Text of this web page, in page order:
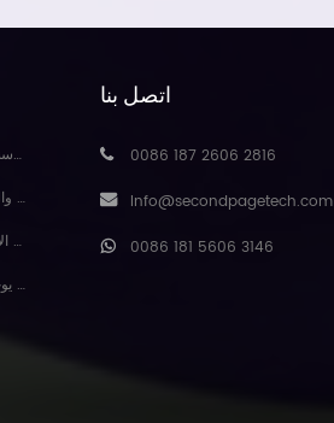
اتصل بنا
0086 187 2606 2816
Info@secondpagetech.com
0086 181 5606 3146